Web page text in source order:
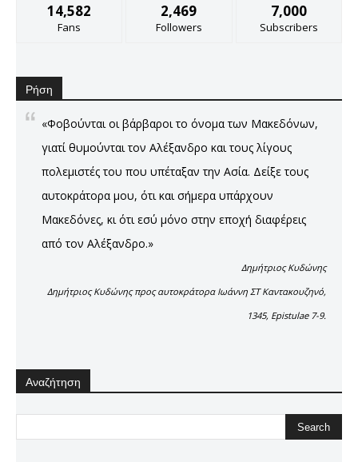
14,582
Fans
2,469
Followers
7,000
Subscribers
Ρήση
«Φοβούνται οι βάρβαροι το όνομα των Μακεδόνων,
γιατί θυμούνται τον Αλέξανδρο και τους λίγους
πολεμιστές του που υπέταξαν την Ασία. Δείξε τους
αυτοκράτορα μου, ότι και σήμερα υπάρχουν
Μακεδόνες, κι ότι εσύ μόνο στην εποχή διαφέρεις
από τον Αλέξανδρο.»
Δημήτριος Κυδώνης
Δημήτριος Κυδώνης προς αυτοκράτορα Ιωάννη ΣΤ Καντακουζηνό,
1345, Epistulae 7-9.
Αναζήτηση